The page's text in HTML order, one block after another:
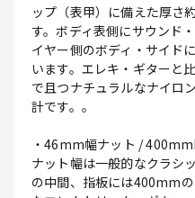
ップ（表甲）に備えた厚さ
す。ボディ表側にサウンド
イヤー側のボディ・サイド
います。エレキ・ギターと
で且つナチュラルなナイロ
計です。。
・46mm幅ナット /
ナット幅は一般的なクラシ
の中間、指板には400mm